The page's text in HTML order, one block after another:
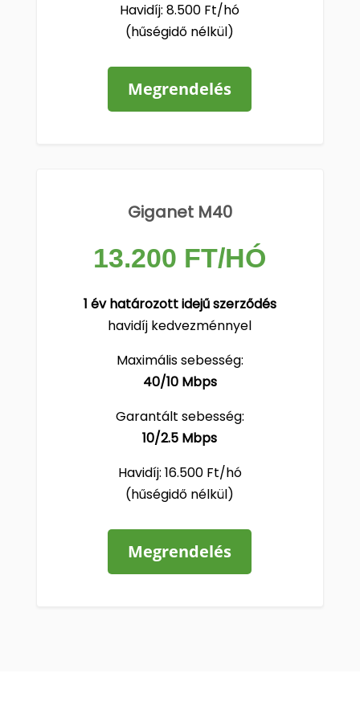
Havidíj: 8.500 Ft/hó
(hűségidő nélkül)
Megrendelés
Giganet M40
13.200 FT/HÓ
1 év határozott idejű szerződés
havidíj kedvezménnyel
Maximális sebesség:
40/10 Mbps
Garantált sebesség:
10/2.5 Mbps
Havidíj: 16.500 Ft/hó
(hűségidő nélkül)
Megrendelés